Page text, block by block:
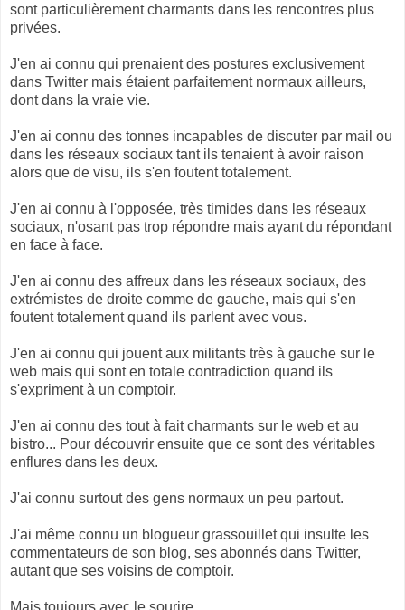
sont particulièrement charmants dans les rencontres plus
privées.
J'en ai connu qui prenaient des postures exclusivement
dans Twitter mais étaient parfaitement normaux ailleurs,
dont dans la vraie vie.
J'en ai connu des tonnes incapables de discuter par mail ou
dans les réseaux sociaux tant ils tenaient à avoir raison
alors que de visu, ils s'en foutent totalement.
J'en ai connu à l'opposée, très timides dans les réseaux
sociaux, n'osant pas trop répondre mais ayant du répondant
en face à face.
J'en ai connu des affreux dans les réseaux sociaux, des
extrémistes de droite comme de gauche, mais qui s'en
foutent totalement quand ils parlent avec vous.
J'en ai connu qui jouent aux militants très à gauche sur le
web mais qui sont en totale contradiction quand ils
s'expriment à un comptoir.
J'en ai connu des tout à fait charmants sur le web et au
bistro... Pour découvrir ensuite que ce sont des véritables
enflures dans les deux.
J'ai connu surtout des gens normaux un peu partout.
J'ai même connu un blogueur grassouillet qui insulte les
commentateurs de son blog, ses abonnés dans Twitter,
autant que ses voisins de comptoir.
Mais toujours avec le sourire.